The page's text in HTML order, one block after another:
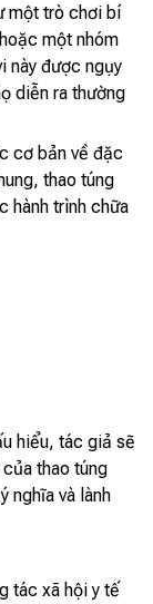
một trò chơi bí
một nhóm
này được ngụy
diễn ra thường
cơ bản về đặc
thao túng
hành trình chữa
hiểu, tác giả sẽ
thao túng
nghĩa và lành
tác xã hội y tế